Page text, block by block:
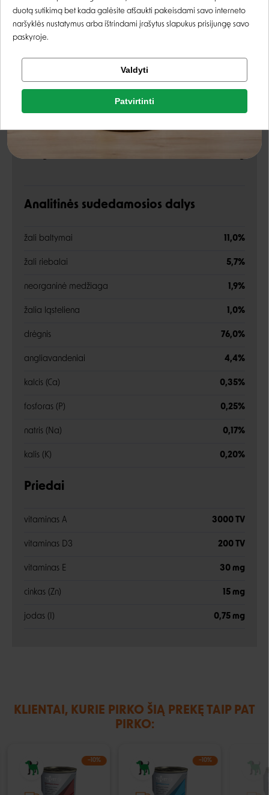
Rašyti atsiliepimą
Sudėtis
Analitinės sudedamosios dalys
žali baltymai 11,0%
žali riebalai 5,7%
neorganinė medžiaga 1,9%
žalia ląsteliena 1,0%
drėgnis 76,0%
angliavandeniai 4,4%
kalcis (Ca) 0,35%
fosforas (P) 0,25%
natris (Na) 0,17%
kalis (K) 0,20%
Priedai
vitaminas A 3000 TV
vitaminas D3 200 TV
vitaminas E 30 mg
cinkas (Zn) 15 mg
jodas (I) 0,75 mg
KLIENTAI, KURIE PIRKO ŠIĄ PREKĘ TAIP PAT
PIRKO:
−10% −10%
Rašyti atsiliepimą
Registruotis
Facebook
duotą sutikimą bet kada galėsite atšaukti pakeisdami savo interneto
naršyklės nustatymus arba ištrindami įrašytus slapukus prisijungę savo
paskyroje.
Valdyti
Patvirtinti